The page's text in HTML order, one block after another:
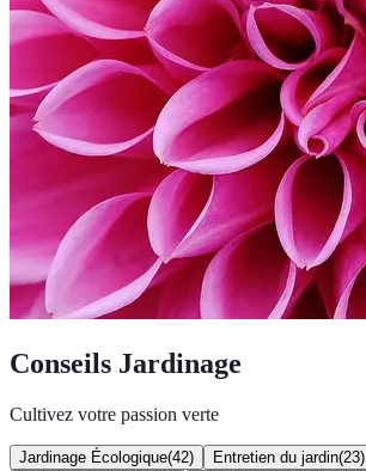
Conseils Jardinage
Cultivez votre passion verte
Jardinage Écologique(42) Entretien du jardin(23)